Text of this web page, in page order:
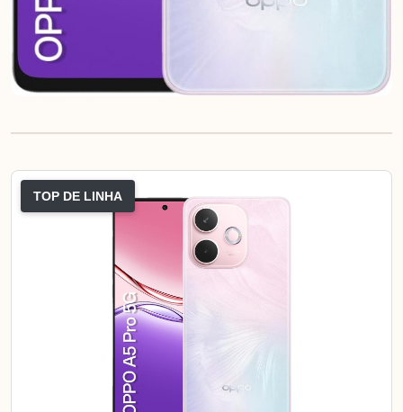
TOP DE LINHA